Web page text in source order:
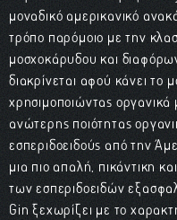
μοναδικό αμερικανικό
τρόπο παρόμοιο με την
μοσχοκάρυδου και
διακρίνεται αφού κάνει το
χρησιμοποιώντας
ανώτερης ποιότητας
εσπεριδοειδούς από την
μια πιο απαλή, πικάντικη
των εσπεριδοειδών
Gin ξεχωρίζει με το